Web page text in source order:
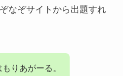
なぞサイトから出題すれ
りあがーる。